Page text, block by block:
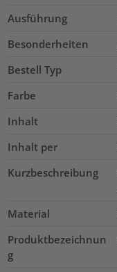
Ausführung
Besonderheiten
Bestell Typ
Farbe
Inhalt
Inhalt per
Kurzbeschreibung
Material
Produktbezeichnun
g